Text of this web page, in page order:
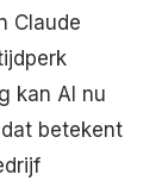
Claude
kan AI nu
betekent